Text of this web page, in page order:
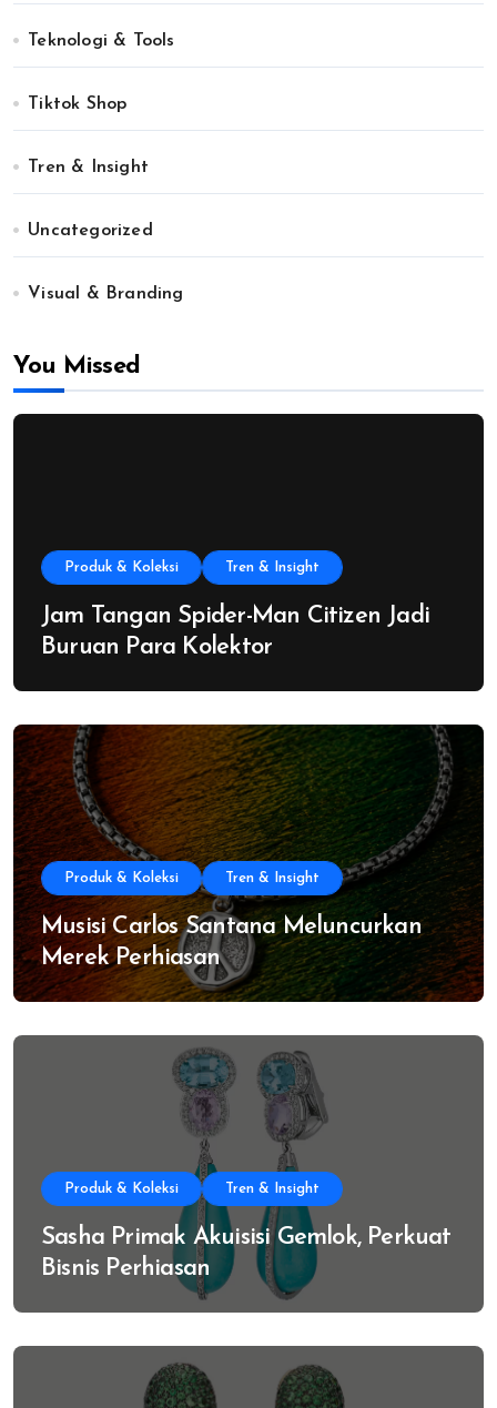
Teknologi & Tools
Tiktok Shop
Tren & Insight
Uncategorized
Visual & Branding
You Missed
Produk & Koleksi Tren & Insight
Jam Tangan Spider-Man Citizen Jadi
Buruan Para Kolektor
Produk & Koleksi Tren & Insight
Musisi Carlos Santana Meluncurkan
Merek Perhiasan
Produk & Koleksi Tren & Insight
Sasha Primak Akuisisi Gemlok, Perkuat
Bisnis Perhiasan